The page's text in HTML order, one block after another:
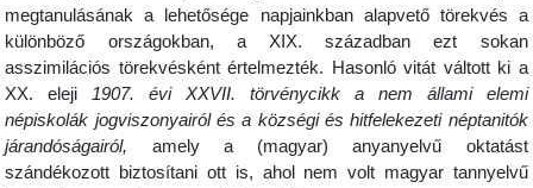
megtanulásának a lehetősége napjainkban alapvető törekvés a
különböző országokban, a XIX. században ezt sokan
asszimilációs törekvésként értelmezték. Hasonló vitát váltott ki a
XX. eleji 1907. évi XXVII. törvénycikk a nem állami elemi
népiskolák jogviszonyairól és a községi és hitfelekezeti néptanitók
járandóságairól, amely a (magyar) anyanyelvű oktatást
szándékozott biztosítani ott is, ahol nem volt magyar tannyelvű